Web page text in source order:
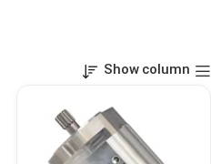
Show column